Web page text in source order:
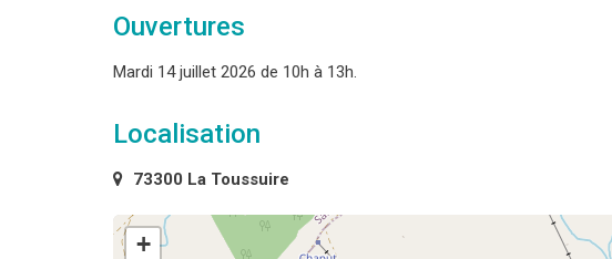
Ouvertures
Mardi 14 juillet 2026 de 10h à 13h.
Localisation
73300 La Toussuire
+